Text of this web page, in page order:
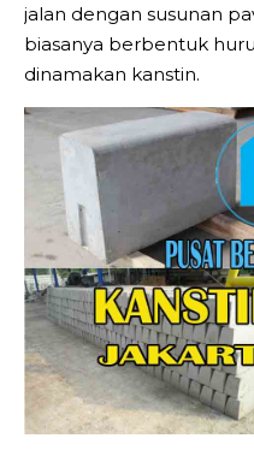
jalan dengan susunan
biasanya berbentuk
dinamakan kanstin.